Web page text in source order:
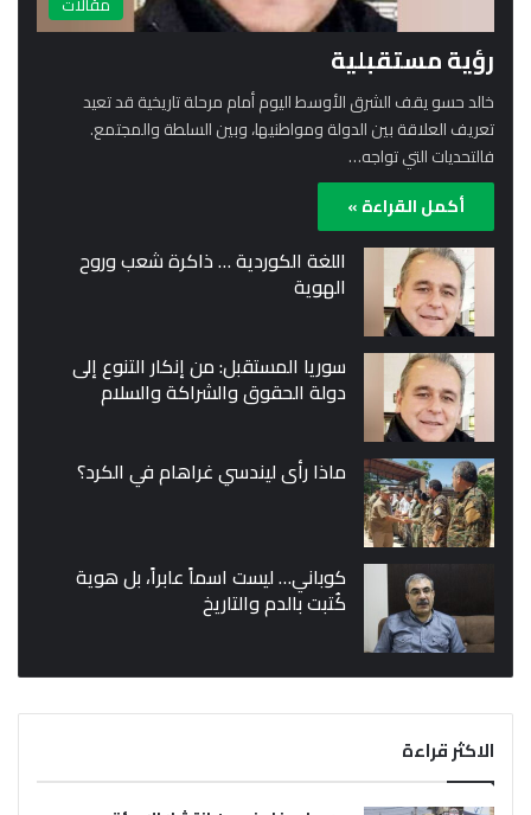
رؤية مستقبلية
خالد حسو يقف الشرق الأوسط اليوم أمام مرحلة تاريخية قد تعيد
تعريف العلاقة بين الدولة ومواطنيها، وبين السلطة والمجتمع.
فالتحديات التي تواجه…
أكمل القراءة »
اللغة الكوردية … ذاكرة شعب وروح
الهوية
سوريا المستقبل: من إنكار التنوع إلى
دولة الحقوق والشراكة والسلام
ماذا رأى ليندسي غراهام في الكرد؟
كوباني… ليست اسماً عابراً، بل هوية
كُتبت بالدم والتاريخ
الاكثر قراءة